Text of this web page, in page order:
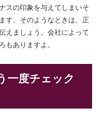
スの印象を与えてしまいそ
す。そのようなときは、正
えましょう。会社によって
もありますよ。
一度チェック